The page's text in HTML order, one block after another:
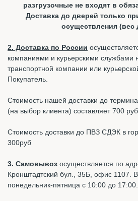
разгрузочные не входят в
Доставка до дверей только
осуществления (вес
2. Доставка по России
компаниями и курьерскими службами
транспортной компании или
Покупатель.
Стоимость нашей доставки до
(на выбор клиента) составляет 700 руб.
Стоимость доставки до ПВЗ СДЭК в
300руб
3. Самовывоз осуществляется по
Кронштадтский бул., 35Б, офис 1107.
понедельник-пятница с 10:00 до 17:00.